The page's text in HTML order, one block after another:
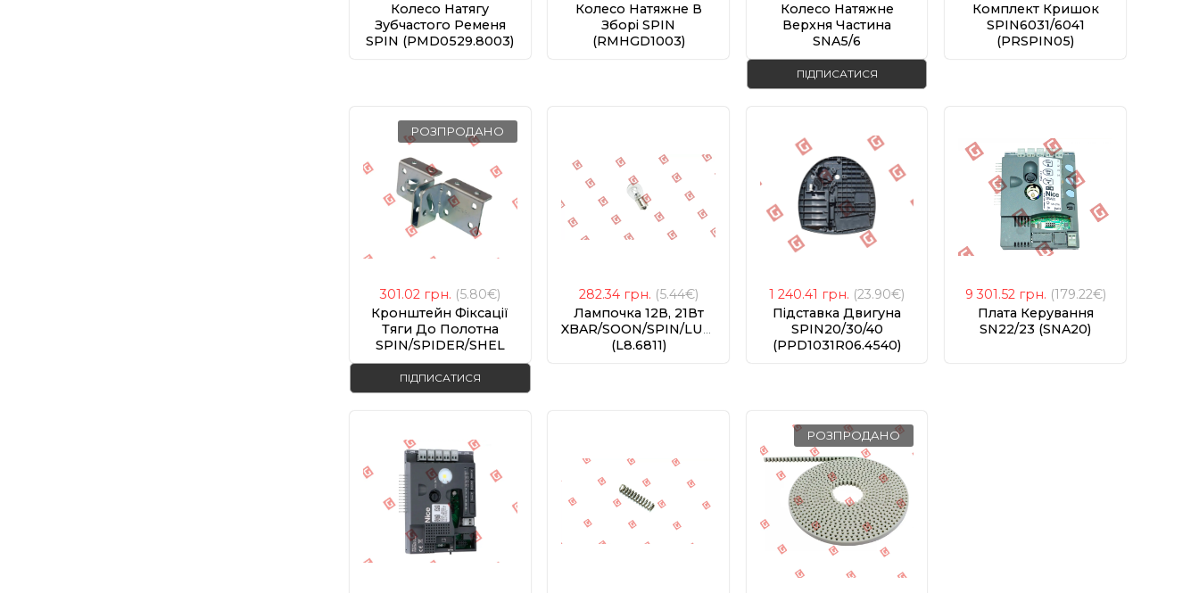
Колесо Натягу
Зубчастого Ременя
SPIN (PMD0529.8003)
Колесо Натяжне В
Зборі SPIN
(RMHGD1003)
Колесо Натяжне
Верхня Частина
SNA5/6
(PPD0553R01.4540)
ПІДПИСАТИСЯ
Комплект Кришок
SPIN6031/6041
(PRSPIN05)
РОЗПРОДАНО
301.02 грн. (5.80€)
Кронштейн Фіксації
Тяги До Полотна
SPIN/SPIDER/SHEL
(PMD0554.4610)
ПІДПИСАТИСЯ
282.34 грн. (5.44€)
Лампочка 12В, 21Вт
XBAR/SOON/SPIN/LUCYB
(L8.6811)
1 240.41 грн. (23.90€)
Підставка Двигуна
SPIN20/30/40
(PPD1031R06.4540)
9 301.52 грн. (179.22€)
Плата Керування
SN22/23 (SNA20)
РОЗПРОДАНО